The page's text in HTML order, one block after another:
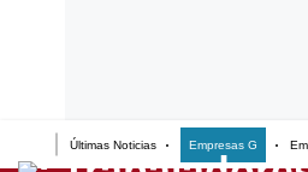
Últimas Noticias Empresas G
Lo último